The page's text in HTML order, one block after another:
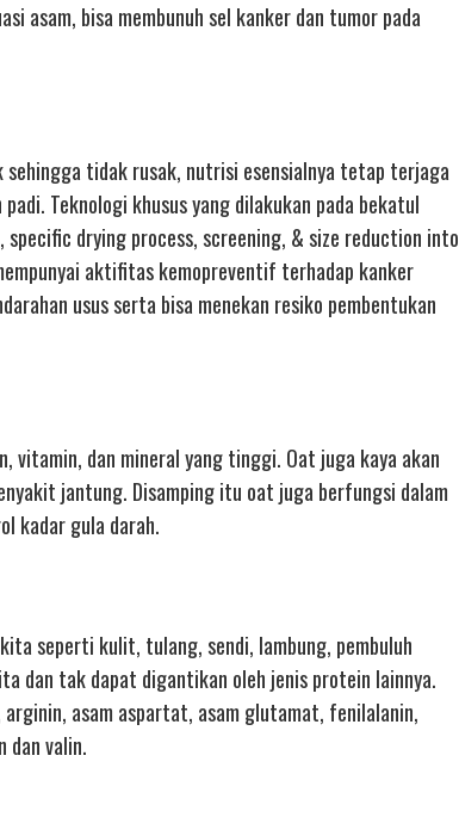
asam, bisa membunuh sel kanker dan tumor pada
tidak rusak, nutrisi esensialnya tetap terjaga
Teknologi khusus yang dilakukan pada bekatul
drying process, screening, & size reduction into
aktifitas kemopreventif terhadap kanker
usus serta bisa menekan resiko pembentukan
dan mineral yang tinggi. Oat juga kaya akan
jantung. Disamping itu oat juga berfungsi dalam
kadar gula darah.
seperti kulit, tulang, sendi, lambung, pembuluh
dan tak dapat digantikan oleh jenis protein lainnya.
arginin, asam aspartat, asam glutamat, fenilalanin,
dan valin.